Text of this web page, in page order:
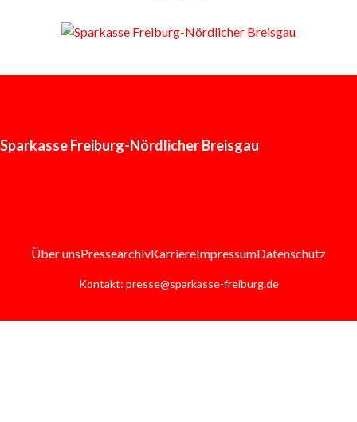
Sparkasse Freiburg-Nördlicher Breisgau